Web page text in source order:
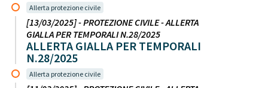
Allerta protezione civile
[13/03/2025] - PROTEZIONE CIVILE - ALLERTA
GIALLA PER TEMPORALI N.28/2025
ALLERTA GIALLA PER TEMPORALI
N.28/2025
Allerta protezione civile